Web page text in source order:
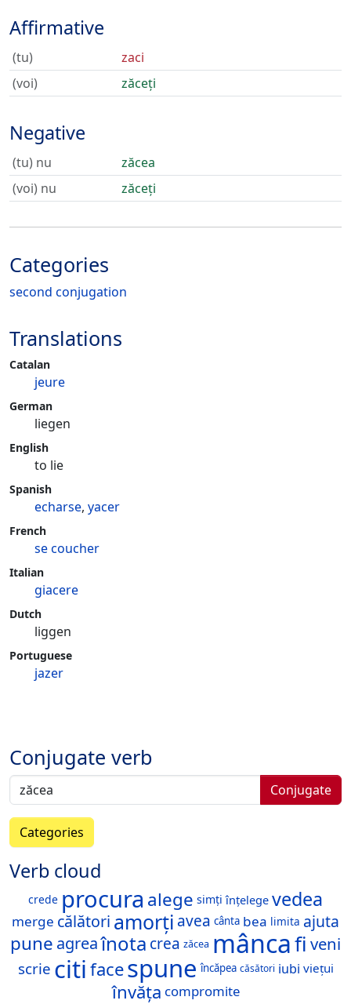
Affirmative
(tu)
zaci
(voi)
zăceți
Negative
(tu) nu
zăcea
(voi) nu
zăceți
Categories
second conjugation
Translations
Catalan
jeure
German
liegen
English
to lie
Spanish
echarse, yacer
French
se coucher
Italian
giacere
Dutch
liggen
Portuguese
jazer
Conjugate verb
Conjugate
Categories
Verb cloud
crede procura alege simți înțelege vedea
merge călători amorți avea cânta bea limita ajuta
pune agreaînota crea zăcea mâncafi veni
scrie citi facespune încăpea căsători iubi viețui
învăța compromite